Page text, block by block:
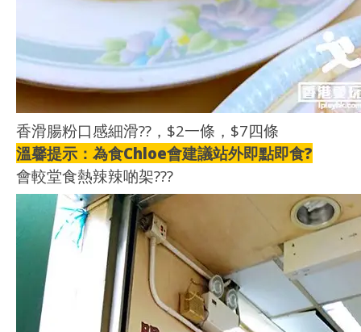
香滑腸粉口感細滑?? ，$2一條，$7四條
溫馨提示：為食Chloe會建議站外即點即食?
會較堂食熱辣辣啲架???